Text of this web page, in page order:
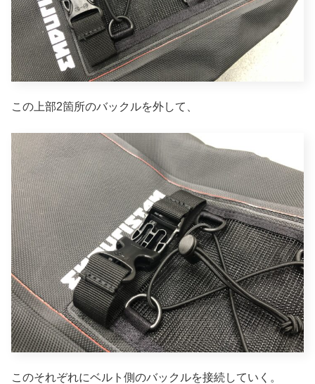
この上部2箇所のバックルを外して、
このそれぞれにベルト側のバックルを接続していく。